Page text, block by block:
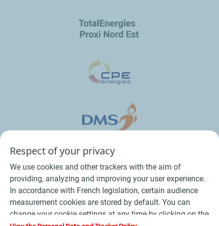
Conditions Générales de Vente Bois
Respect of your privacy
We use cookies and other trackers with the aim of
providing, analyzing and improving your user experience.
In accordance with French legislation, certain audience
measurement cookies are stored by default. You can
change your cookie settings at any time by clicking on the